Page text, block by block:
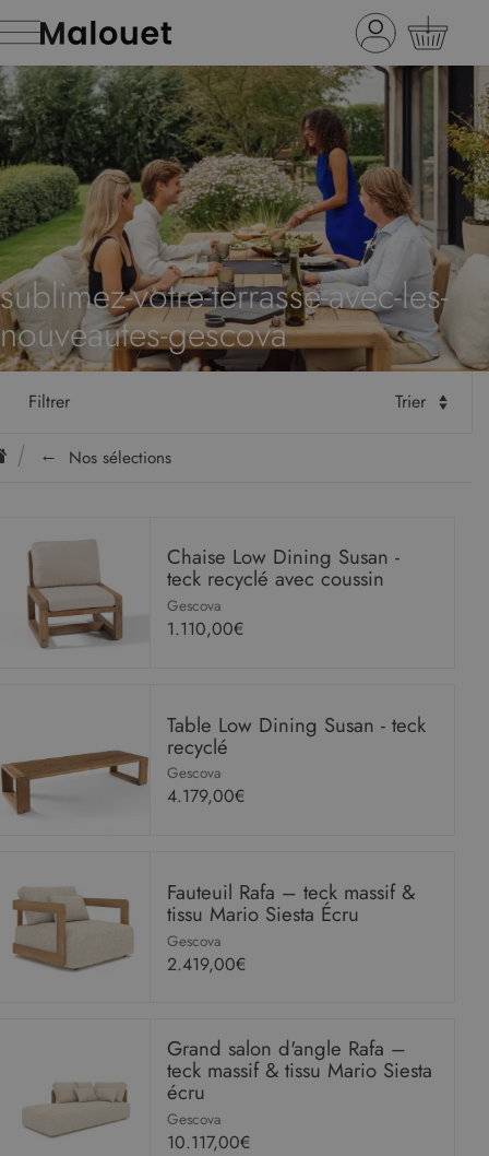
sublimez-votre-terrasse-avec-les-
nouveautes-gescova
Filtrer Trier
Nos sélections
Chaise Low Dining Susan -
teck recyclé avec coussin
Gescova
1.110,00€
Table Low Dining Susan - teck
recyclé
Gescova
4.179,00€
Fauteuil Rafa – teck massif &
tissu Mario Siesta Écru
Gescova
2.419,00€
Grand salon d'angle Rafa –
teck massif & tissu Mario Siesta
écru
Gescova
10.117,00€